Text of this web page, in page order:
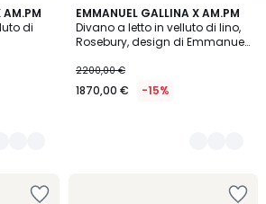
AM.PM
di
EMMANUEL GALLINA X AM.PM
Divano a letto in velluto di lino,
Rosebury, design di Emmanuel
2200,00 €
1870,00 € -15%
5
Colori